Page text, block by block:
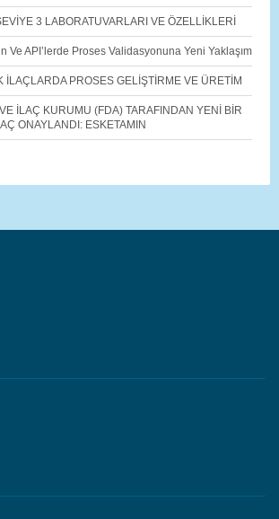
3 LABORATUVARLARI VE ÖZELLİKLERİ
Ve API’lerde Proses Validasyonuna Yeni Yaklaşım
İLAÇLARDA PROSES GELİŞTİRME VE ÜRETİM
İLAÇ KURUMU (FDA) TARAFINDAN YENİ BİR
ONAYLANDI: ESKETAMIN